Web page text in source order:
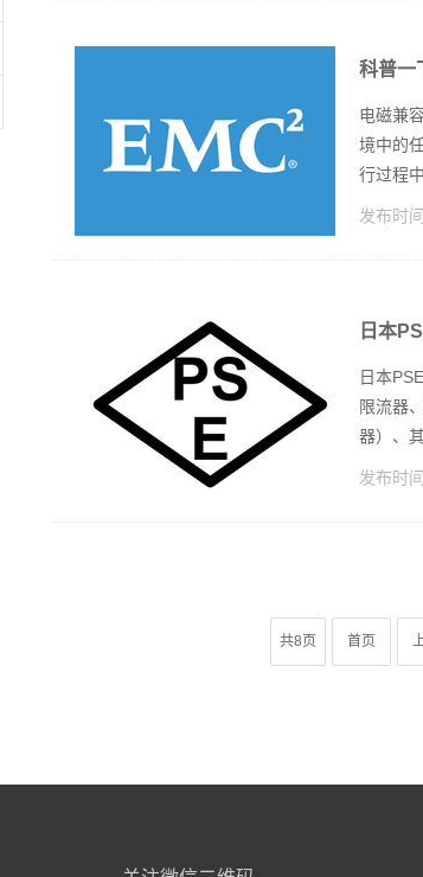
科普一
电磁兼
境中的
行过程
发布时间
日本
日本
限流器
器）、
发布时间
共8页 首页